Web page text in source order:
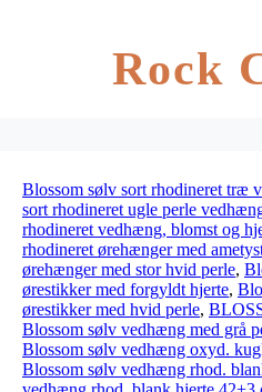
Rock
Blossom sølv sort rhodineret træ
sort rhodineret ugle perle
rhodineret vedhæng, blomst og
rhodineret ørehænger med
ørehænger med stor hvid perle,
ørestikker med forgyldt hjerte,
ørestikker med hvid perle,
Blossom sølv vedhæng med grå
Blossom sølv vedhæng oxyd.
Blossom sølv vedhæng rhod.